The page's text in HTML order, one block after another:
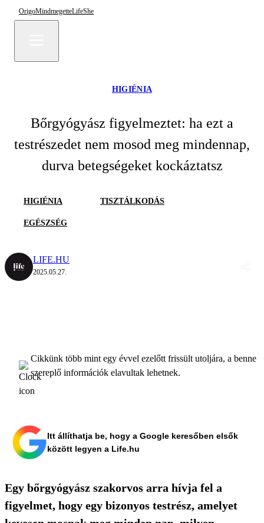
OrigoMindmegetteLifeShe
HIGIÉNIA
Bőrgyógyász figyelmeztet: ha ezt a
testrészedet nem mosod meg mindennap,
durva betegségeket kockáztatsz
HIGIÉNIA TISZTÁLKODÁS
EGÉSZSÉG
LIFE.HU
2025.05.27.
Cikkünk több mint egy évvel ezelőtt frissült utoljára, a benne
szereplő információk elavultak lehetnek.
Itt állíthatja be, hogy a Google keresőben elsők
között legyen a Life.hu
Egy bőrgyógyász szakorvos arra hívja fel a
figyelmet, hogy egy bizonyos testrész, amelyet